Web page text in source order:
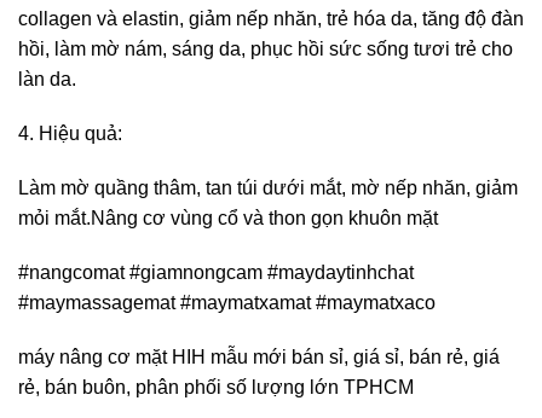
collagen và elastin, giảm nếp nhăn, trẻ hóa da, tăng độ đàn
hồi, làm mờ nám, sáng da, phục hồi sức sống tươi trẻ cho
làn da.
4. Hiệu quả:
Làm mờ quầng thâm, tan túi dưới mắt, mờ nếp nhăn, giảm
mỏi mắt.Nâng cơ vùng cổ và thon gọn khuôn mặt
#nangcomat #giamnongcam #maydaytinhchat
#maymassagemat #maymatxamat #maymatxaco
máy nâng cơ mặt HIH mẫu mới bán sỉ, giá sỉ, bán rẻ, giá
rẻ, bán buôn, phân phối số lượng lớn TPHCM